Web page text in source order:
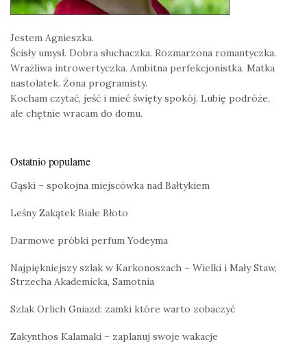
Jestem Agnieszka.
Ścisły umysł. Dobra słuchaczka. Rozmarzona romantyczka.
Wrażliwa introwertyczka. Ambitna perfekcjonistka. Matka
nastolatek. Żona programisty.
Kocham czytać, jeść i mieć święty spokój. Lubię podróże,
ale chętnie wracam do domu.
Ostatnio popularne
Gąski – spokojna miejscówka nad Bałtykiem
Leśny Zakątek Białe Błoto
Darmowe próbki perfum Yodeyma
Najpiękniejszy szlak w Karkonoszach – Wielki i Mały Staw,
Strzecha Akademicka, Samotnia
Szlak Orlich Gniazd: zamki które warto zobaczyć
Zakynthos Kalamaki – zaplanuj swoje wakacje